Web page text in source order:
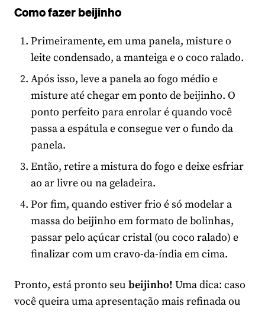
Como fazer beijinho
Primeiramente, em uma panela, misture o
leite condensado, a manteiga e o coco ralado.
Após isso, leve a panela ao fogo médio e
misture até chegar em ponto de beijinho. O
ponto perfeito para enrolar é quando você
passa a espátula e consegue ver o fundo da
panela.
Então, retire a mistura do fogo e deixe esfriar
ao ar livre ou na geladeira.
Por fim, quando estiver frio é só modelar a
massa do beijinho em formato de bolinhas,
passar pelo açúcar cristal (ou coco ralado) e
finalizar com um cravo-da-índia em cima.
Pronto, está pronto seu beijinho! Uma dica: caso
você queira uma apresentação mais refinada ou